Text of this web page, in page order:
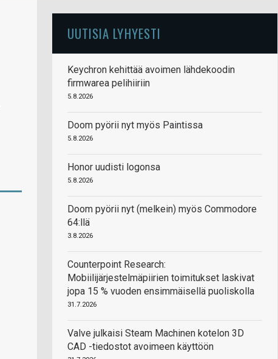
UUTISIA LYHYESTI
Keychron kehittää avoimen lähdekoodin
firmwarea pelihiiriin
5.8.2026
Doom pyörii nyt myös Paintissa
5.8.2026
Honor uudisti logonsa
5.8.2026
Doom pyörii nyt (melkein) myös Commodore
64:llä
3.8.2026
Counterpoint Research:
Mobiilijärjestelmäpiirien toimitukset laskivat
jopa 15 % vuoden ensimmäisellä puoliskolla
31.7.2026
Valve julkaisi Steam Machinen kotelon 3D
CAD -tiedostot avoimeen käyttöön